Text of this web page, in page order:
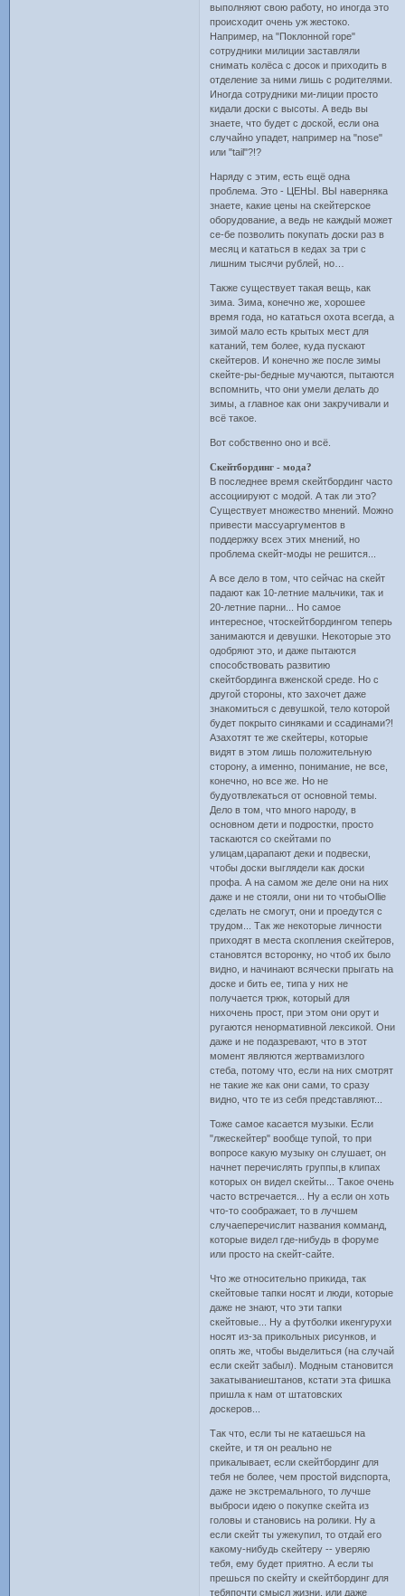
выполняют свою работу, но иногда это
происходит очень уж жестоко.
Например, на "Поклонной горе"
сотрудники милиции заставляли
снимать колёса с досок и приходить в
отделение за ними лишь с родителями.
Иногда сотрудники ми-лиции просто
кидали доски с высоты. А ведь вы
знаете, что будет с доской, если она
случайно упадет, например на "nose"
или "tail"?!?
Наряду с этим, есть ещё одна
проблема. Это - ЦЕНЫ. ВЫ наверняка
знаете, какие цены на скейтерское
оборудование, а ведь не каждый может
се-бе позволить покупать доски раз в
месяц и кататься в кедах за три с
лишним тысячи рублей, но…
Также существует такая вещь, как
зима. Зима, конечно же, хорошее
время года, но кататься охота всегда, а
зимой мало есть крытых мест для
катаний, тем более, куда пускают
скейтеров. И конечно же после зимы
скейте-ры-бедные мучаются, пытаются
вспомнить, что они умели делать до
зимы, а главное как они закручивали и
всё такое.
Вот собственно оно и всё.
Скейтбординг - мода?
В последнее время скейтбординг часто
ассоциируют с модой. А так ли это?
Существует множество мнений. Можно
привести массуаргументов в
поддержку всех этих мнений, но
проблема скейт-моды не решится...
А все дело в том, что сейчас на скейт
падают как 10-летние мальчики, так и
20-летние парни... Но самое
интересное, чтоскейтбордингом теперь
занимаются и девушки. Некоторые это
одобряют это, и даже пытаются
способствовать развитию
скейтбординга вженской среде. Но с
другой стороны, кто захочет даже
знакомиться с девушкой, тело которой
будет покрыто синяками и ссадинами?!
Азахотят те же скейтеры, которые
видят в этом лишь положительную
сторону, а именно, понимание, не все,
конечно, но все же. Но не
будуотвлекаться от основной темы.
Дело в том, что много народу, в
основном дети и подростки, просто
таскаются со скейтами по
улицам,царапают деки и подвески,
чтобы доски выглядели как доски
профа. А на самом же деле они на них
даже и не стояли, они ни то чтобыOllie
сделать не смогут, они и проедутся с
трудом... Так же некоторые личности
приходят в места скопления скейтеров,
становятся всторонку, но чтоб их было
видно, и начинают всячески прыгать на
доске и бить ее, типа у них не
получается трюк, который для
нихочень прост, при этом они орут и
ругаются ненормативной лексикой. Они
даже и не подазревают, что в этот
момент являются жертвамизлого
стеба, потому что, если на них смотрят
не такие же как они сами, то сразу
видно, что те из себя представляют...
Тоже самое касается музыки. Если
"лжескейтер" вообще тупой, то при
вопросе какую музыку он слушает, он
начнет перечислять группы,в клипах
которых он видел скейты... Такое очень
часто встречается... Ну а если он хоть
что-то соображает, то в лучшем
случаеперечислит названия комманд,
которые видел где-нибудь в форуме
или просто на скейт-сайте.
Что же относительно прикида, так
скейтовые тапки носят и люди, которые
даже не знают, что эти тапки
скейтовые... Ну а футболки икенгурухи
носят из-за прикольных рисунков, и
опять же, чтобы выделиться (на случай
если скейт забыл). Модным становится
закатываниештанов, кстати эта фишка
пришла к нам от штатовских
доскеров...
Так что, если ты не катаешься на
скейте, и тя он реально не
прикалывает, если скейтбординг для
тебя не более, чем простой видспорта,
даже не экстремального, то лучше
выброси идею о покупке скейта из
головы и становись на ролики. Ну а
если скейт ты ужекупил, то отдай его
какому-нибудь скейтеру -- уверяю
тебя, ему будет приятно. А если ты
прешься по скейту и скейтбординг для
тебяпочти смысл жизни, или даже